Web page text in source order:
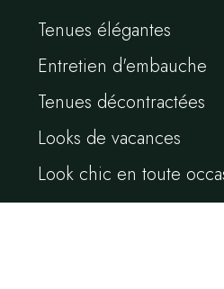
Tenues élégantes
Entretien d'embauche
Tenues décontractées
Looks de vacances
Look chic en toute